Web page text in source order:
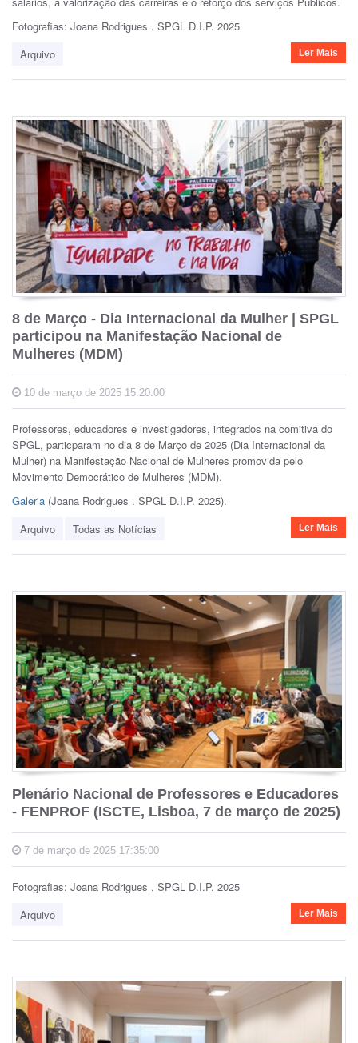
Fotografias: Joana Rodrigues . SPGL D.I.P. 2025
Arquivo
Ler Mais
8 de Março - Dia Internacional da Mulher | SPGL
participou na Manifestação Nacional de
Mulheres (MDM)
10 de março de 2025 15:20:00
Professores, educadores e investigadores, integrados na comitiva do
SPGL, particparam no dia 8 de Março de 2025 (Dia Internacional da
Mulher) na Manifestação Nacional de Mulheres promovida pelo
Movimento Democrático de Mulheres (MDM).
Galeria (Joana Rodrigues . SPGL D.I.P. 2025).
Arquivo
Todas as Notícias Ler Mais
Plenário Nacional de Professores e Educadores
- FENPROF (ISCTE, Lisboa, 7 de março de 2025)
7 de março de 2025 17:35:00
Fotografias: Joana Rodrigues . SPGL D.I.P. 2025
Arquivo
Ler Mais